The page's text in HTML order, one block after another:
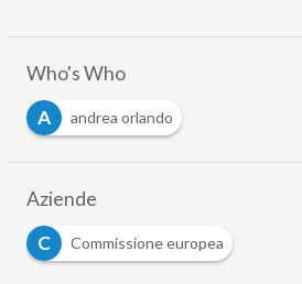
Who's Who
A
andrea orlando
Aziende
C
Commissione europea